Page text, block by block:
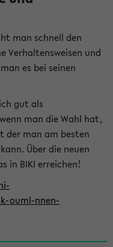
man schnell den
Verhaltensweisen und
es bei seinen
gut als
man die Wahl hat,
der man am besten
Über die neuen
in BIKI erreichen!
ouml-nnen-